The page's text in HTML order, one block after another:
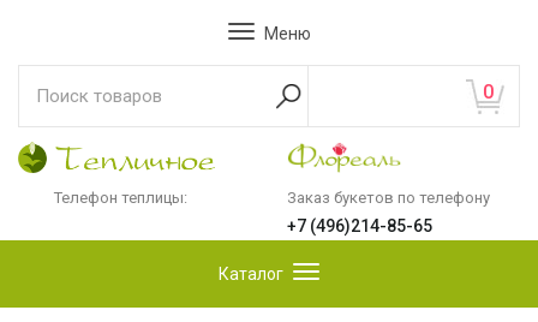
Меню
0
Телефон теплицы: Заказ букетов по телефону
+7 (496)214-85-65
Каталог